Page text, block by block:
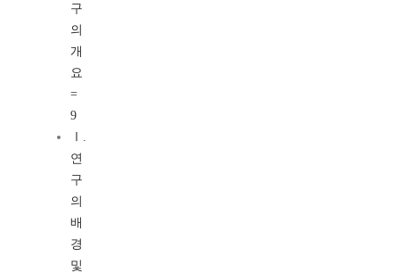
구
의
개
요
=
9
Ⅰ.
연
구
의
배
경
및